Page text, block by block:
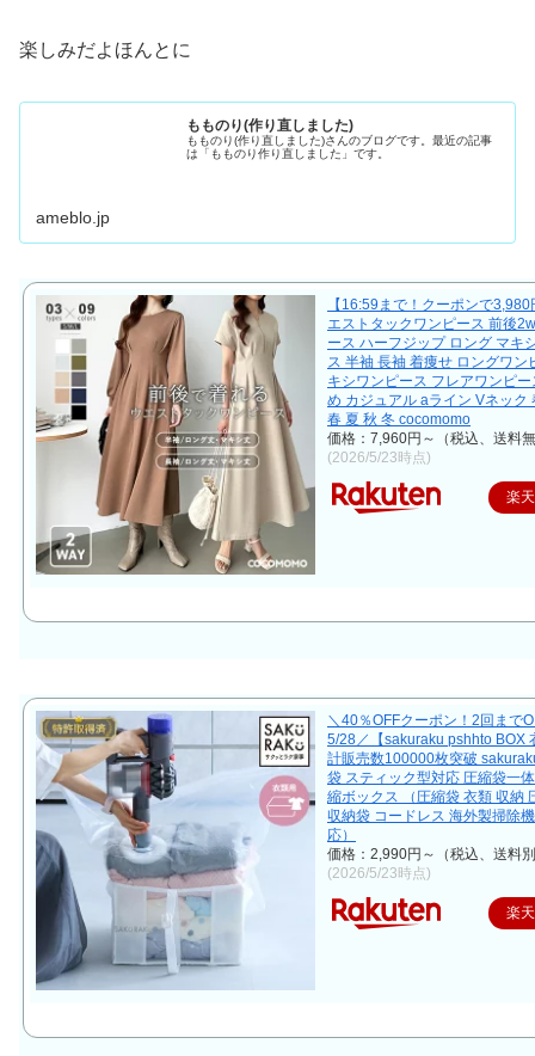
楽しみだよほんとに
もものり(作り直しました)
もものり(作り直しました)さんのブログです。最近の記事
は「もものり作り直しました」です。
ameblo.jp
【16:59まで！クーポンで3,980
エストタックワンピース 前後
ース ハーフジップ ロング マキ
ス 半袖 長袖 着痩せ ロングワン
キシワンピース フレアワンピ
め カジュアル aライン Vネック
春 夏 秋 冬 cocomomo
価格：7,960円～（税込、送料
(2026/5/23時点)
楽
＼40％OFFクーポン！2回まで
5/28／【sakuraku pshhto BOX
計販売数100000枚突破
袋 スティック型対応 圧縮袋一
縮ボックス （圧縮袋 衣類 収納
収納袋 コードレス 海外製掃除
応）
価格：2,990円～（税込、送料
(2026/5/23時点)
楽